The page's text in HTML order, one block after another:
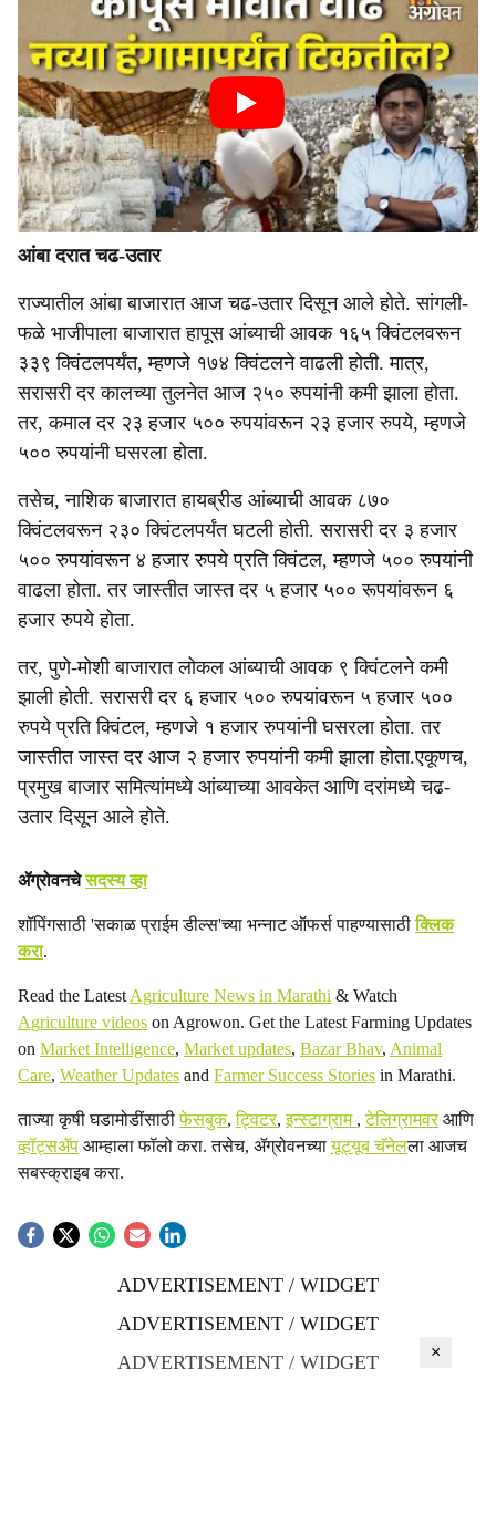
आंबा दरात चढ-उतार
राज्यातील आंबा बाजारात आज चढ-उतार दिसून आले होते. सांगली-
फळे भाजीपाला बाजारात हापूस आंब्याची आवक १६५ क्विंटलवरून
३३९ क्विंटलपर्यंत, म्हणजे १७४ क्विंटलने वाढली होती. मात्र,
सरासरी दर कालच्या तुलनेत आज २५० रुपयांनी कमी झाला होता.
तर, कमाल दर २३ हजार ५०० रुपयांवरून २३ हजार रुपये, म्हणजे
५०० रुपयांनी घसरला होता.
तसेच, नाशिक बाजारात हायब्रीड आंब्याची आवक ८७०
क्विंटलवरून २३० क्विंटलपर्यंत घटली होती. सरासरी दर ३ हजार
५०० रुपयांवरून ४ हजार रुपये प्रति क्विंटल, म्हणजे ५०० रुपयांनी
वाढला होता. तर जास्तीत जास्त दर ५ हजार ५०० रूपयांवरून ६
हजार रुपये होता.
तर, पुणे-मोशी बाजारात लोकल आंब्याची आवक ९ क्विंटलने कमी
झाली होती. सरासरी दर ६ हजार ५०० रुपयांवरून ५ हजार ५००
रुपये प्रति क्विंटल, म्हणजे १ हजार रुपयांनी घसरला होता. तर
जास्तीत जास्त दर आज २ हजार रुपयांनी कमी झाला होता.एकूणच,
प्रमुख बाजार समित्यांमध्ये आंब्याच्या आवकेत आणि दरांमध्ये चढ-
उतार दिसून आले होते.
ॲग्रोवनचेसदस्य व्हा
शॉपिंगसाठी 'सकाळ प्राईम डील्स'च्या भन्नाट ऑफर्स पाहण्यासाठीक्लिक
करा.
Read the Latest Agriculture News in Marathi & Watch
Agriculture videos on Agrowon. Get the Latest Farming Updates
on Market Intelligence, Market updates, Bazar Bhav, Animal
Care, Weather Updates and Farmer Success Stories in Marathi.
ताज्या कृषी घडामोडींसाठीफेसबुक,ट्विटर,इन्स्टाग्राम ,टेलिग्रामवरआणि
व्हॉट्सॲप आम्हाला फॉलो करा. तसेच, ॲग्रोवनच्यायूट्यूब चॅनेलला आजच
सबस्क्राइब करा.
ADVERTISEMENT / WIDGET
ADVERTISEMENT / WIDGET
ADVERTISEMENT / WIDGET
×